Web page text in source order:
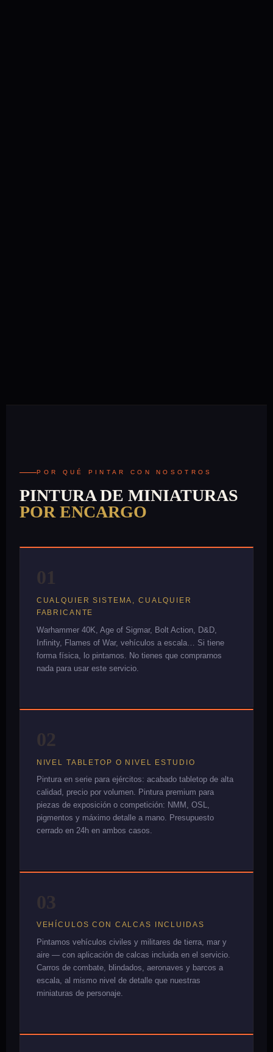
POR QUÉ PINTAR CON NOSOTROS
PINTURA DE MINIATURAS
POR ENCARGO
01
CUALQUIER SISTEMA, CUALQUIER
FABRICANTE
Warhammer 40K, Age of Sigmar, Bolt Action, D&D,
Infinity, Flames of War, vehículos a escala… Si tiene
forma física, lo pintamos. No tienes que comprarnos
nada para usar este servicio.
02
NIVEL TABLETOP O NIVEL ESTUDIO
Pintura en serie para ejércitos: acabado tabletop de alta
calidad, precio por volumen. Pintura premium para
piezas de exposición o competición: NMM, OSL,
pigmentos y máximo detalle a mano. Presupuesto
cerrado en 24h en ambos casos.
03
VEHÍCULOS CON CALCAS INCLUIDAS
Pintamos vehículos civiles y militares de tierra, mar y
aire — con aplicación de calcas incluida en el servicio.
Carros de combate, blindados, aeronaves y barcos a
escala, al mismo nivel de detalle que nuestras
miniaturas de personaje.